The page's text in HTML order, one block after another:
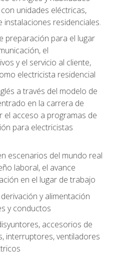
unidades eléctricas,
residenciales.
preparación para el lugar
el
y el servicio al cliente,
electricista residencial
a través del modelo de
en la carrera de
el acceso a programas de
para electricistas
escenarios del mundo real
laboral, el avance
en el lugar de trabajo
y alimentación
y conductos
accesorios de
interruptores, ventiladores